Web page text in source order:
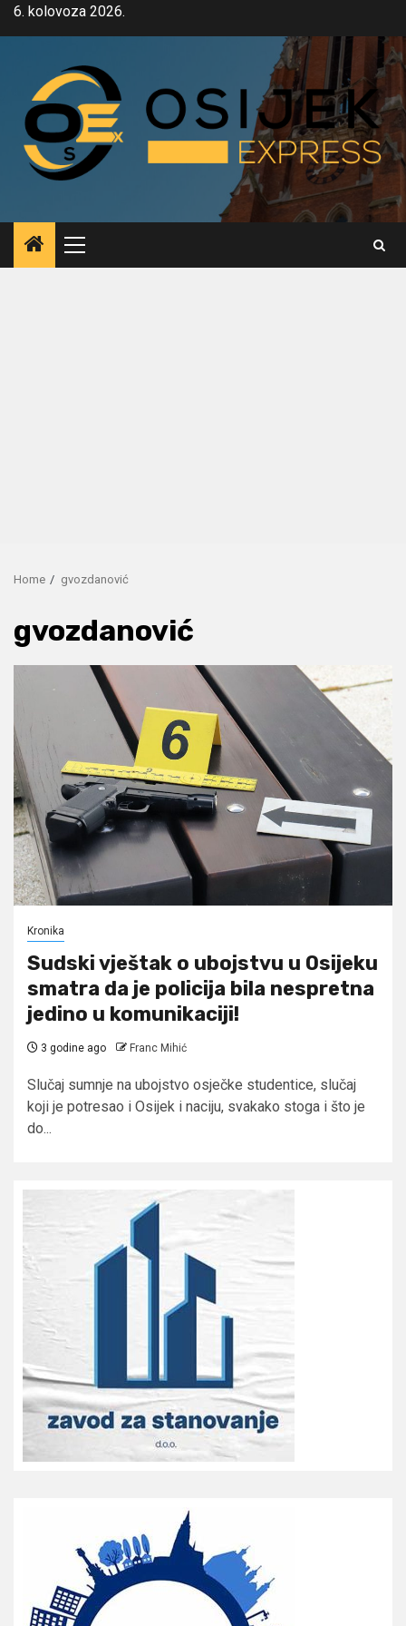
Skip6. kolovoza 2026.
Primary
Menu
Home gvozdanović
gvozdanović
Kronika
Sudski vještak o ubojstvu u Osijeku
smatra da je policija bila nespretna
jedino u komunikaciji!
3 godine ago Franc Mihić
Slučaj sumnje na ubojstvo osječke studentice, slučaj
koji je potresao i Osijek i naciju, svakako stoga i što je
do...